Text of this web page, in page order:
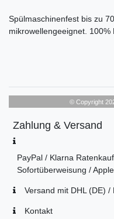
Spülmaschinenfest bis zu
mikrowellengeeignet. 100%
© Copyright
Zahlung & Versand
PayPal / Klarna
Sofortüberweisung /
Versand mit DHL (DE) /
Kontakt